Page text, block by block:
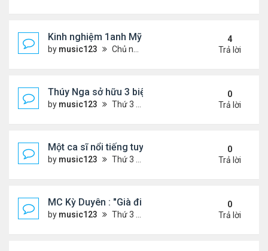
Kinh nghiệm 1anh Mỹ đến VN: "Đây là một đất
by music123 Chủ nhật Tháng 7 26, 2026 6:13 am
4
Trả lời
Thúy Nga sở hữu 3 biệt thự triệu USD ở Mỹ
by music123 Thứ 3 Tháng 7 28, 2026 5:01 pm
0
Trả lời
Một ca sĩ nổi tiếng tuyên bố không thu tiền tác
by music123 Thứ 3 Tháng 7 28, 2026 4:57 pm
0
Trả lời
MC Kỳ Duyên : "Già đi cũng là một đặc ân"
by music123 Thứ 3 Tháng 7 28, 2026 4:54 pm
0
Trả lời